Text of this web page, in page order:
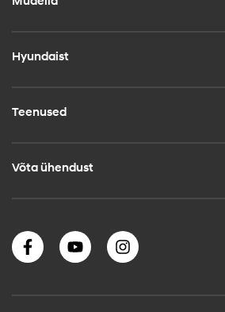
Hyundaist
Teenused
Võta ühendust